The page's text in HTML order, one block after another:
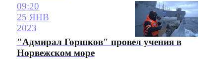
09:20
25 ЯНВ
2023
"Адмирал Горшков" провел учения в
Норвежском море